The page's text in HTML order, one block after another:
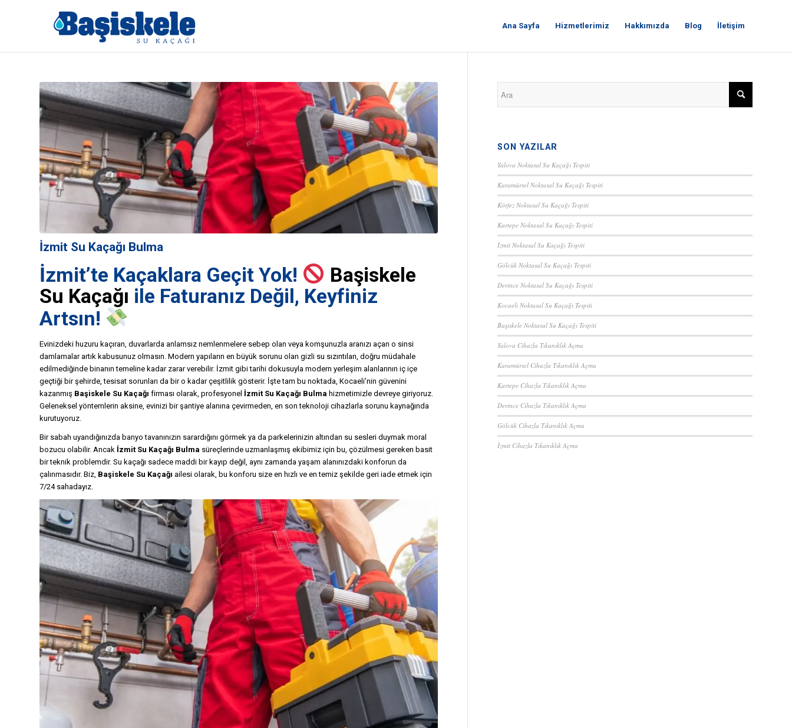
Ana Sayfa Hizmetlerimiz Hakkımızda Blog İletişim
İzmit Su Kaçağı Bulma
İzmit’te Kaçaklara Geçit Yok!
Başiskele
Su Kaçağı ile Faturanız Değil, Keyfiniz
Artsın!
Evinizdeki huzuru kaçıran, duvarlarda anlamsız nemlenmelere sebep olan veya komşunuzla aranızı açan o sinsi
damlamalar artık kabusunuz olmasın. Modern yapıların en büyük sorunu olan gizli su sızıntıları, doğru müdahale
edilmediğinde binanın temeline kadar zarar verebilir. İzmit gibi tarihi dokusuyla modern yerleşim alanlarının iç içe
geçtiği bir şehirde, tesisat sorunları da bir o kadar çeşitlilik gösterir. İşte tam bu noktada, Kocaeli’nin güvenini
kazanmış Başiskele Su Kaçağı firması olarak, profesyonel İzmit Su Kaçağı Bulma hizmetimizle devreye giriyoruz.
Geleneksel yöntemlerin aksine, evinizi bir şantiye alanına çevirmeden, en son teknoloji cihazlarla sorunu kaynağında
kurutuyoruz.
Bir sabah uyandığınızda banyo tavanınızın sarardığını görmek ya da parkelerinizin altından su sesleri duymak moral
bozucu olabilir. Ancak İzmit Su Kaçağı Bulma süreçlerinde uzmanlaşmış ekibimiz için bu, çözülmesi gereken basit
bir teknik problemdir. Su kaçağı sadece maddi bir kayıp değil, aynı zamanda yaşam alanınızdaki konforun da
çalınmasıdır. Biz, Başiskele Su Kaçağı ailesi olarak, bu konforu size en hızlı ve en temiz şekilde geri iade etmek için
7/24 sahadayız.
SON YAZILAR
Yalova Noktasal Su Kaçağı Tespiti
Karamürsel Noktasal Su Kaçağı Tespiti
Körfez Noktasal Su Kaçağı Tespiti
Kartepe Noktasal Su Kaçağı Tespiti
İzmit Noktasal Su Kaçağı Tespiti
Gölcük Noktasal Su Kaçağı Tespiti
Derince Noktasal Su Kaçağı Tespiti
Kocaeli Noktasal Su Kaçağı Tespiti
Başiskele Noktasal Su Kaçağı Tespiti
Yalova Cihazla Tıkanıklık Açma
Karamürsel Cihazla Tıkanıklık Açma
Kartepe Cihazla Tıkanıklık Açma
Derince Cihazla Tıkanıklık Açma
Gölcük Cihazla Tıkanıklık Açma
İzmit Cihazla Tıkanıklık Açma